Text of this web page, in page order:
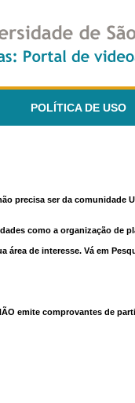
POLÍTICA DE USO
precisa ser da
como a organização de
área de interesse. Vá em
emite comprovantes de